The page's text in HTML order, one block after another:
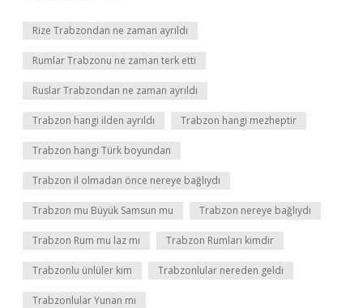
Rize Trabzondan ne zaman ayrıldı
Rumlar Trabzonu ne zaman terk etti
Ruslar Trabzondan ne zaman ayrıldı
Trabzon hangi ilden ayrıldı Trabzon hangi mezheptir
Trabzon hangi Türk boyundan
Trabzon il olmadan önce nereye bağlıydı
Trabzon mu Büyük Samsun mu Trabzon nereye bağlıydı
Trabzon Rum mu laz mı Trabzon Rumları kimdir
Trabzonlu ünlüler kim Trabzonlular nereden geldi
Trabzonlular Yunan mı